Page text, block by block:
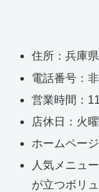
住所：兵庫
電話番号：
営業時間：
店休日：火曜
ホームページ
人気メニュ
が立つボリ